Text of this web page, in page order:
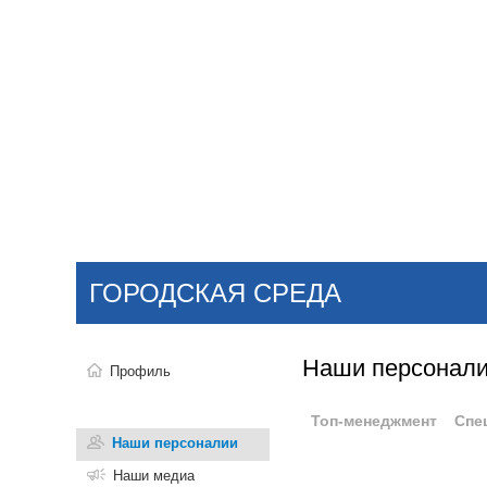
Поиск
НОВОСТИ СТАТЬИ
ГОРОДСКАЯ СРЕДА
Профиль
Наши персоналии
Наши медиа
Наши
Топ-менеджмент